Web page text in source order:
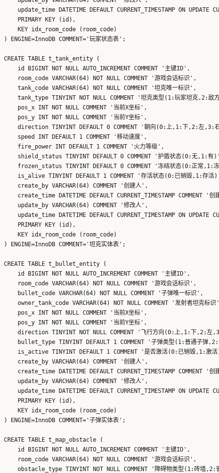
update_time DATETIME DEFAULT CURRENT_TIMESTAMP ON UPDATE
    PRIMARY KEY (id),
    KEY idx_room_code (room_code)
) ENGINE=InnoDB COMMENT='玩家状态表';
CREATE TABLE t_tank_entity (
    id BIGINT NOT NULL AUTO_INCREMENT COMMENT '主键ID',
    room_code VARCHAR(64) NOT NULL COMMENT '游戏会话标识',
    tank_code VARCHAR(64) NOT NULL COMMENT '坦克唯一标识',
tank_type TINYINT NOT NULL COMMENT '坦克类型(1:玩家坦克,2:敌
    pos_x INT NOT NULL COMMENT '当前X坐标',
    pos_y INT NOT NULL COMMENT '当前Y坐标',
direction TINYINT DEFAULT 0 COMMENT '朝向(0:上,1:下,2:左,3:
    speed INT DEFAULT 1 COMMENT '移动速度',
    fire_power INT DEFAULT 1 COMMENT '火力等级',
shield_status TINYINT DEFAULT 0 COMMENT '护盾状态(0:无,1:有
frozen_status TINYINT DEFAULT 0 COMMENT '冻结状态(0:正常,1:
is_alive TINYINT DEFAULT 1 COMMENT '存活状态(0:已销毁,1:存活
    create_by VARCHAR(64) COMMENT '创建人',
create_time DATETIME DEFAULT CURRENT_TIMESTAMP COMMENT '创
    update_by VARCHAR(64) COMMENT '修改人',
update_time DATETIME DEFAULT CURRENT_TIMESTAMP ON UPDATE
    PRIMARY KEY (id),
    KEY idx_room_code (room_code)
) ENGINE=InnoDB COMMENT='坦克实体表';
CREATE TABLE t_bullet_entity (
    id BIGINT NOT NULL AUTO_INCREMENT COMMENT '主键ID',
    room_code VARCHAR(64) NOT NULL COMMENT '游戏会话标识',
    bullet_code VARCHAR(64) NOT NULL COMMENT '子弹唯一标识',
owner_tank_code VARCHAR(64) NOT NULL COMMENT '发射者坦克标识
    pos_x INT NOT NULL COMMENT '当前X坐标',
    pos_y INT NOT NULL COMMENT '当前Y坐标',
direction TINYINT NOT NULL COMMENT '飞行方向(0:上,1:下,2:左
bullet_type TINYINT DEFAULT 1 COMMENT '子弹类型(1:普通子弹,2:
is_active TINYINT DEFAULT 1 COMMENT '是否激活(0:已销毁,1:激
    create_by VARCHAR(64) COMMENT '创建人',
create_time DATETIME DEFAULT CURRENT_TIMESTAMP COMMENT '创
    update_by VARCHAR(64) COMMENT '修改人',
update_time DATETIME DEFAULT CURRENT_TIMESTAMP ON UPDATE
    PRIMARY KEY (id),
    KEY idx_room_code (room_code)
) ENGINE=InnoDB COMMENT='子弹实体表';
CREATE TABLE t_map_obstacle (
    id BIGINT NOT NULL AUTO_INCREMENT COMMENT '主键ID',
    room_code VARCHAR(64) NOT NULL COMMENT '游戏会话标识',
obstacle_type TINYINT NOT NULL COMMENT '障碍物类型(1:砖墙,2: